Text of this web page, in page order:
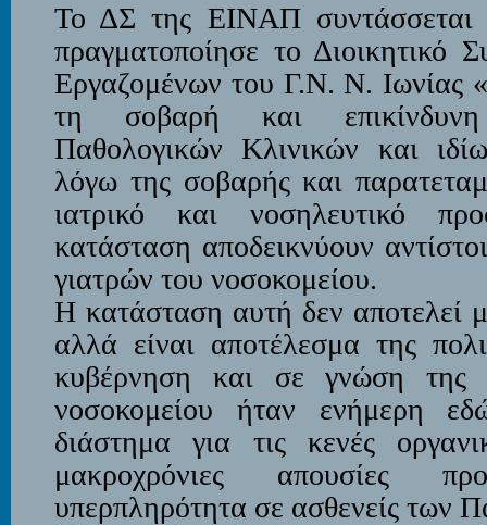
Το ΔΣ της ΕΙΝΑΠ συντάσσεται
πραγματοποίησε το Διοικητικό
Εργαζομένων του Γ.Ν. Ν. Ιωνίας
τη σοβαρή και
Παθολογικών Κλινικών και
λόγω της σοβαρής και
ιατρικό και νοσηλευτικό
κατάσταση αποδεικνύουν
γιατρών του νοσοκομείου.
Η κατάσταση αυτή δεν αποτελεί
αλλά είναι αποτέλεσμα της
κυβέρνηση και σε γνώση
νοσοκομείου ήταν ενήμερη
διάστημα για τις κενές
μακροχρόνιες απουσίες
υπερπληρότητα σε ασθενείς των